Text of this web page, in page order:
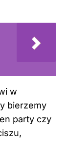
w
bierzemy
party czy